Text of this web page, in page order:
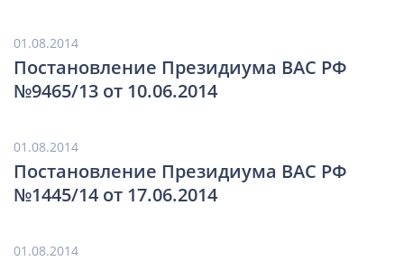
01.08.2014
Постановление Президиума ВАС РФ
№9465/13 от 10.06.2014
01.08.2014
Постановление Президиума ВАС РФ
№1445/14 от 17.06.2014
01.08.2014